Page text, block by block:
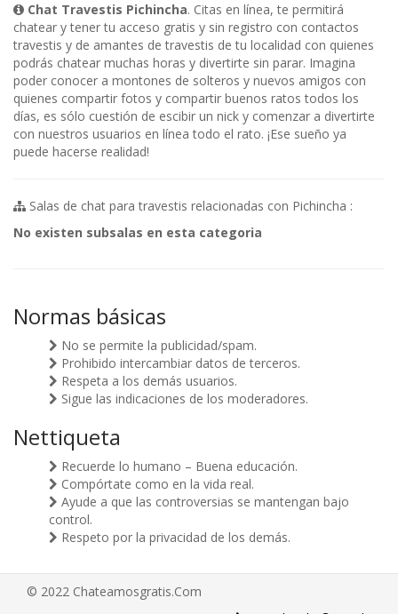
Chat Travestis Pichincha. Citas en línea, te permitirá
chatear y tener tu acceso gratis y sin registro con contactos
travestis y de amantes de travestis de tu localidad con quienes
podrás chatear muchas horas y divertirte sin parar. Imagina
poder conocer a montones de solteros y nuevos amigos con
quienes compartir fotos y compartir buenos ratos todos los
días, es sólo cuestión de escibir un nick y comenzar a divertirte
con nuestros usuarios en línea todo el rato. ¡Ese sueño ya
puede hacerse realidad!
Salas de chat para travestis relacionadas con Pichincha :
No existen subsalas en esta categoria
Normas básicas
No se permite la publicidad/spam.
Prohibido intercambiar datos de terceros.
Respeta a los demás usuarios.
Sigue las indicaciones de los moderadores.
Nettiqueta
Recuerde lo humano – Buena educación.
Compórtate como en la vida real.
Ayude a que las controversias se mantengan bajo
control.
Respeto por la privacidad de los demás.
© 2022 Chateamosgratis.Com